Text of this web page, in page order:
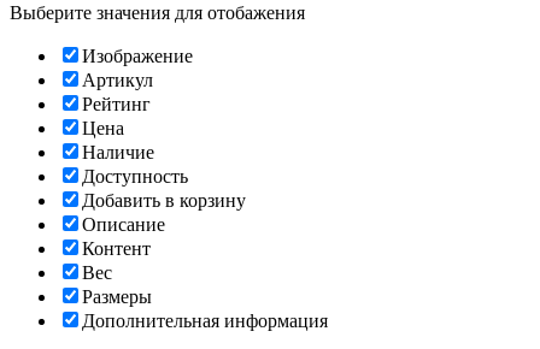
Выберите значения для отобажения
Изображение
Артикул
Рейтинг
Цена
Наличие
Доступность
Добавить в корзину
Описание
Контент
Вес
Размеры
Дополнительная информация